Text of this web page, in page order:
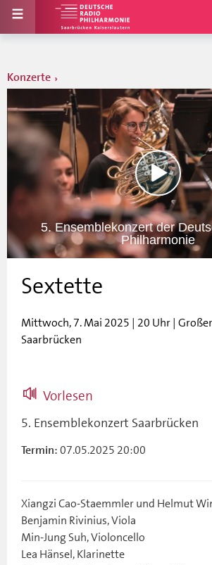
Konzerte
5. Ensemblekonzert der
Philharmonie
Sextette
Mittwoch, 7. Mai 2025 | 20 Uhr | Großer
Saarbrücken
Vorlesen
5. Ensemblekonzert Saarbrücken
Termin: 07.05.2025 20:00
Xiangzi Cao-Staemmler und Helmut
Benjamin Rivinius, Viola
Min-Jung Suh, Violoncello
Lea Hänsel, Klarinette